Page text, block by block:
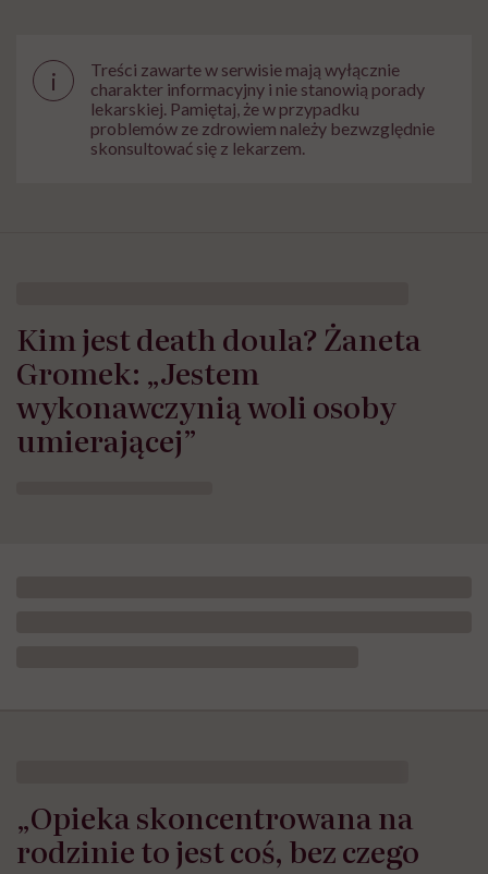
i
Treści zawarte w serwisie mają wyłącznie
charakter informacyjny i nie stanowią porady
lekarskiej. Pamiętaj, że w przypadku
problemów ze zdrowiem należy bezwzględnie
skonsultować się z lekarzem.
Kim jest death doula? Żaneta
Gromek: „Jestem
wykonawczynią woli osoby
umierającej”
„Opieka skoncentrowana na
rodzinie to jest coś, bez czego